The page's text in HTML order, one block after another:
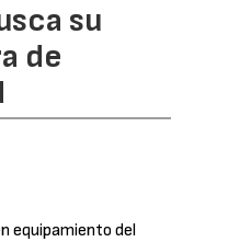
su
de
equipamiento del